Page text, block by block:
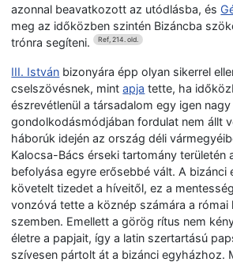
azonnal beavatkozott az utódlásba, és
meg az időközben szintén Bizáncba
trónra segíteni. Ref, 214. old.
III. István bizonyára épp olyan sikerrel
cselszövésnek, mintapja tette, ha
észrevétlenül a társadalom egy igen
gondolkodásmódjában fordulat nem állt
háborúk idején az ország déli
Kalocsa-Bács érseki tartomány területén
befolyása egyre erősebbé vált. A bizánci
követelt tizedet a híveitől, ez a
vonzóvá tette a köznép számára a római
szemben. Emellett a görög rítus nem
életre a papjait, így a latin szertartású
szívesen pártolt át a bizánci egyházhoz.